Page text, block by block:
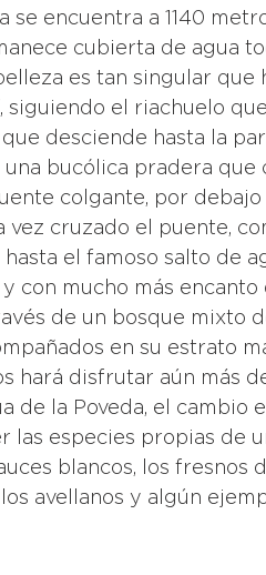
se encuentra a 1140
cubierta de agua
es tan singular que
siguiendo el riachuelo
desciende hasta la
bucólica pradera que
colgante, por
vez cruzado el puente,
el famoso salto de
con mucho más
de un bosque mixto
en su estrato
hará disfrutar aún más
de la Poveda, el cambio
las especies propias de
blancos, los fresnos
avellanos y algún